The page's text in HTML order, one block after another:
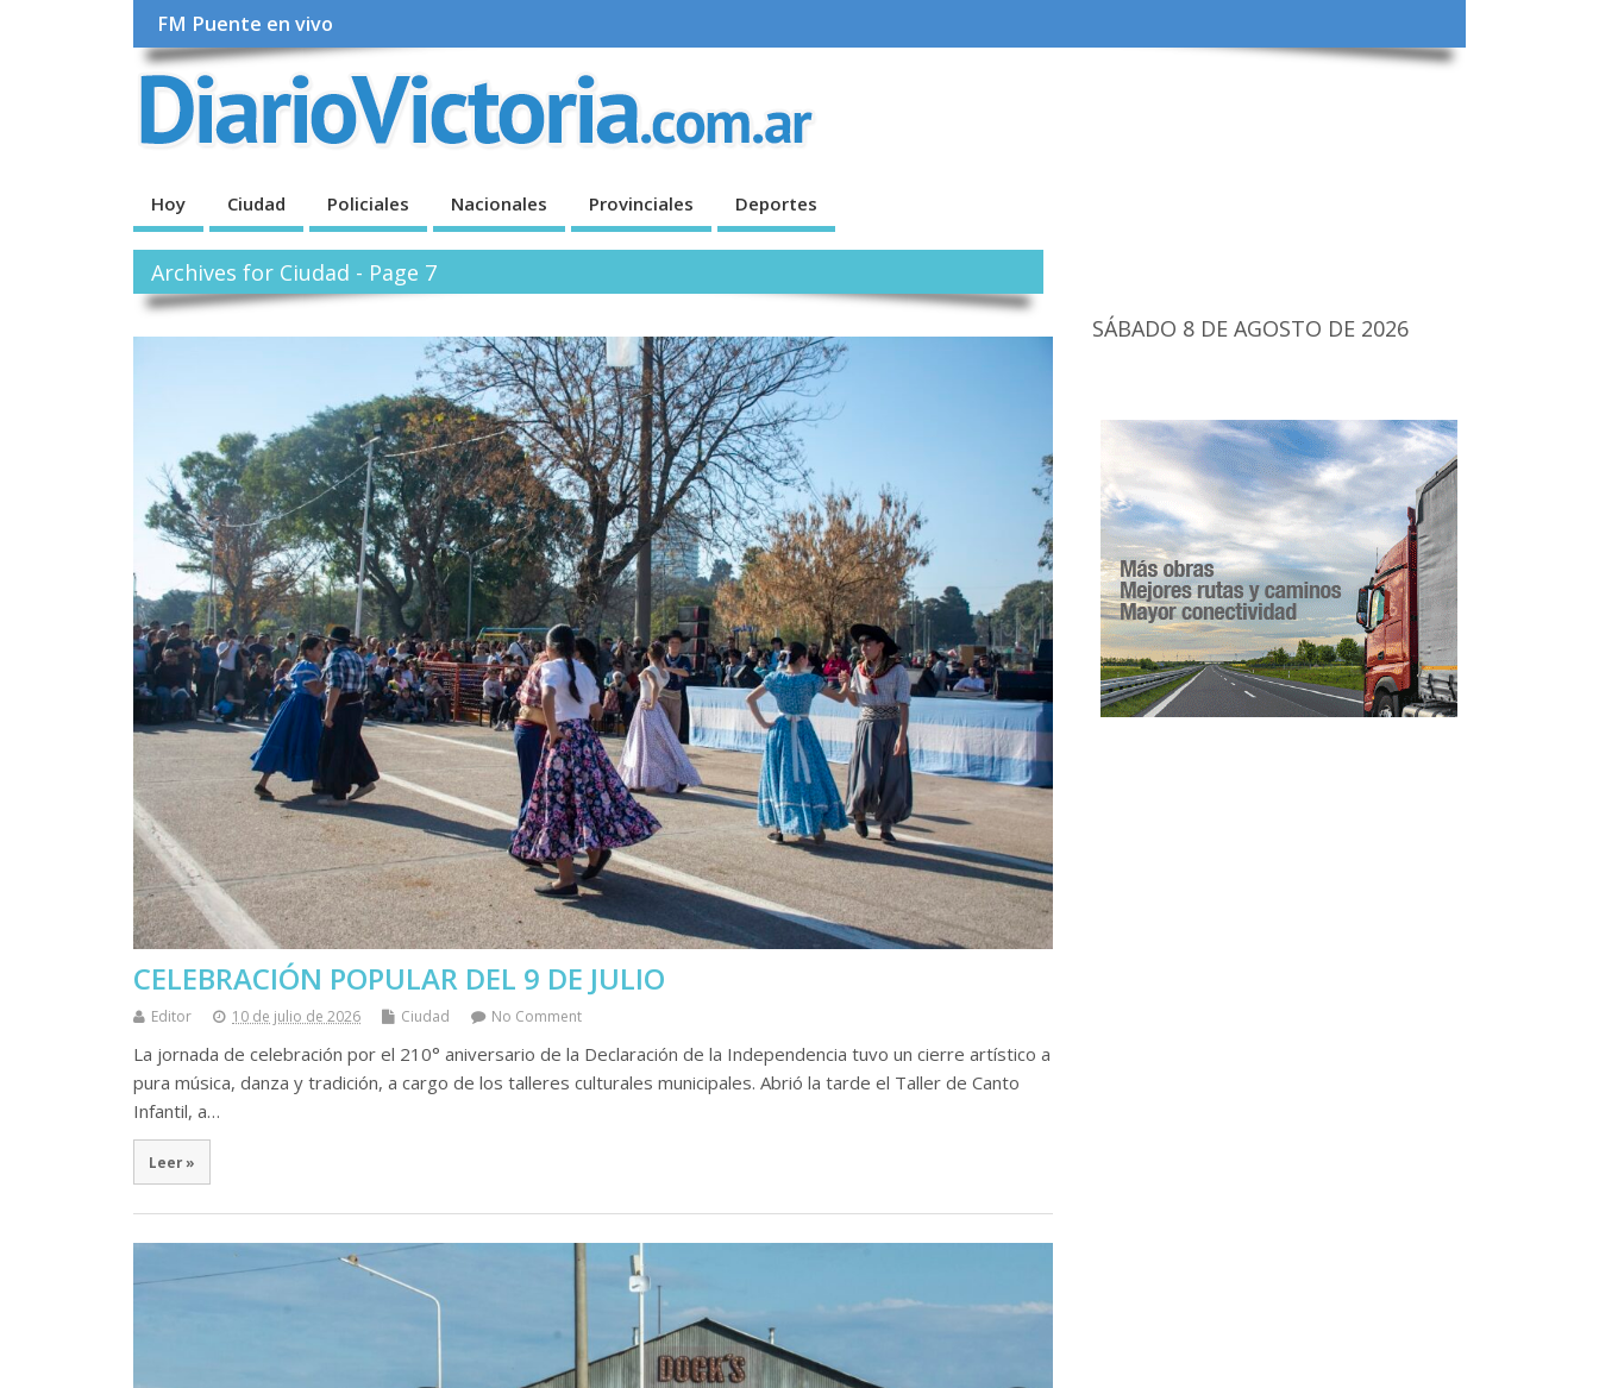
FM Puente en vivo
Hoy Ciudad Policiales Nacionales Provinciales Deportes
Archives for Ciudad - Page 7
CELEBRACIÓN POPULAR DEL 9 DE JULIO
Editor 10 de julio de 2026 Ciudad No Comment
La jornada de celebración por el 210° aniversario de la Declaración de la Independencia tuvo un cierre artístico a
pura música, danza y tradición, a cargo de los talleres culturales municipales. Abrió la tarde el Taller de Canto
Infantil, a…
Leer »
SÁBADO 8 DE AGOSTO DE 2026